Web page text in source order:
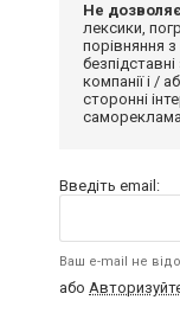
Не
лексики,
порівняння
компанії і /
сторонні
Введіть email:
Ваш e-mail не
або